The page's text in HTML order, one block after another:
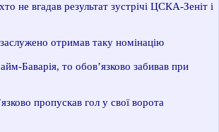
не вгадав результат зустрічі ЦСКА-Зеніт і
отримав таку номінацію
Баварія, то обов’язково забивав при
пропускав гол у свої ворота